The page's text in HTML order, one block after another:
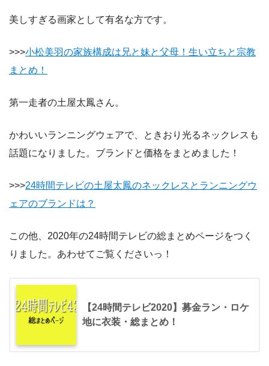
美しすぎる画家として有名な方です。
>>>小松美羽の家族構成は兄と妹と父母！生い立ちと宗教
まとめ！
第一走者の土屋太鳳さん。
かわいいランニングウェアで、ときおり光るネックレスも
話題になりました。ブランドと価格をまとめました！
>>>24時間テレビの土屋太鳳のネックレスとランニングウ
ェアのブランドは？
この他、2020年の24時間テレビの総まとめページをつく
りました。あわせてご覧くださいっ！
【24時間テレビ2020】募金ラン・ロケ
地に衣装・総まとめ！